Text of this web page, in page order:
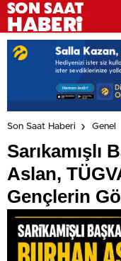
Son Saat Haberi Genel
Sarıkamışlı
Aslan,
Gençlerin